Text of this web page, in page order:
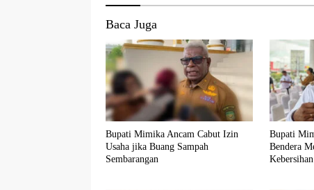
Baca Juga
Bupati Mimika Ancam Cabut Izin
Usaha jika Buang Sampah
Sembarangan
Bupati
Bendera